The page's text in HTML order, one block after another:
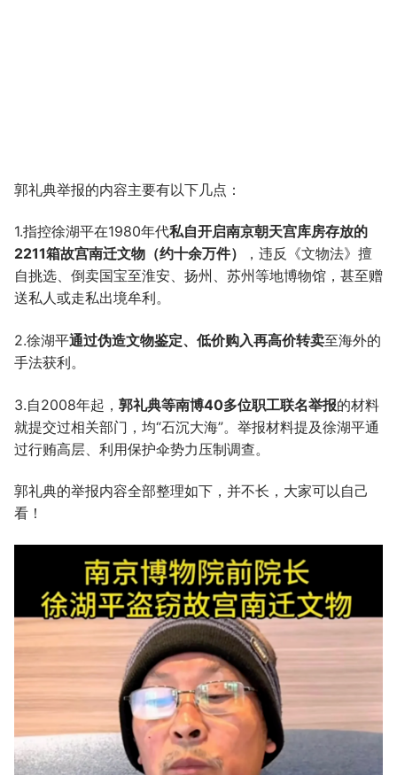
郭礼典举报的内容主要有以下几点：
1.指控徐湖平在1980年代私自开启南京朝天宫库房存放的
2211箱故宫南迁文物（约十余万件）
，违反《文物法》擅
自挑选、倒卖国宝至淮安、扬州、苏州等地博物馆，甚至赠
送私人或走私出境牟利。
2.徐湖平通过伪造文物鉴定、低价购入再高价转卖至海外的
手法获利。
3.自2008年起， 郭礼典等南博40多位职工联名举报的材料
就提交过相关部门，均“石沉大海”。举报材料提及徐湖平通
过行贿高层、利用保护伞势力压制调查。
郭礼典的举报内容全部整理如下，并不长，大家可以自己
看！